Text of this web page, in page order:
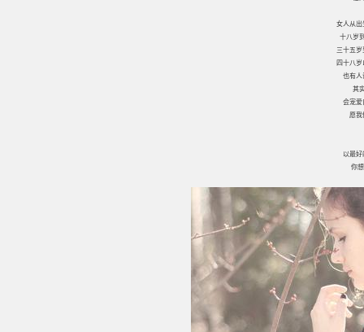
女人从出
十八岁
三十五
四十八
也有人
其
会宠爱
愿我
以最
你